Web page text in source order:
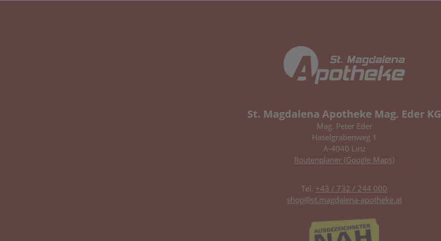
St. Magdalena Apotheke Mag. Eder KG
Mag. Peter Eder
Haselgrabenweg 1
A-4040 Linz
Routenplaner (Google Maps)
Tel. +43 / 732 / 244 000
shop@st.magdalena-apotheke.at